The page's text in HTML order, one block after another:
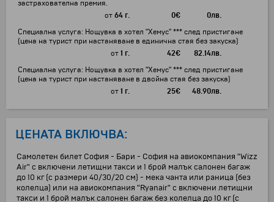
застрахователна премия.
от 64 г. 0€ 0лв.
Специална услуга: Нощувка в хотел "Хемус" *** след пристигане
(цена на турист при настаняване в единична стая без закуска)
от 1 г. 42€ 82.14лв.
Специална услуга: Нощувка в хотел "Хемус" *** след пристигане
(цена на турист при настаняване в двойна стая без закуска)
от 1 г. 25€ 48.90лв.
ЦЕНАТА ВКЛЮЧВА:
Самолетен билет София - Бари - София на авиокомпания "Wizz
Air" с включени летищни такси и 1 брой малък салонен багаж
до 10 кг (с размери 40/30/20 см) - мека чанта или раница (без
колелца) или на авиокомпания "Ryanair" с включени летищни
такси и 1 брой малък салонен багаж без колелца до 10 кг (с